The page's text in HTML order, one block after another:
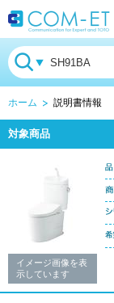
ホーム 説明書情報
対象商品
イメージ画像を表
示しています